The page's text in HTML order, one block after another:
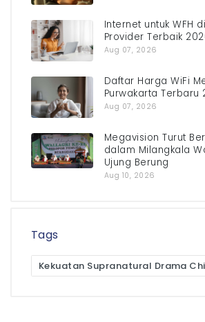
Internet untuk WFH
Provider Terbaik
Aug 07, 2026
Daftar Harga WiFi
Purwakarta Terbaru
Aug 07, 2026
Megavision Turut
dalam Milangkala
Ujung Berung
Aug 10, 2026
Tags
Kekuatan Supranatural Drama